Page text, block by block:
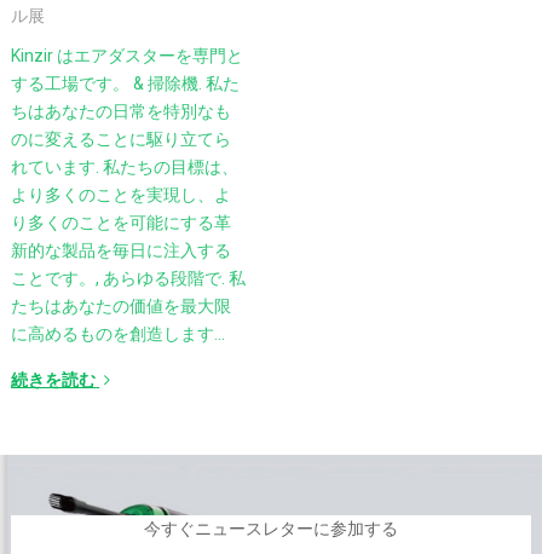
ル展
Kinzir はエアダスターを専門と
する工場です。 & 掃除機. 私た
ちはあなたの日常を特別なも
のに変えることに駆り立てら
れています. 私たちの目標は、
より多くのことを実現し、よ
り多くのことを可能にする革
新的な製品を毎日に注入する
ことです。, あらゆる段階で. 私
たちはあなたの価値を最大限
に高めるものを創造します…
続きを読む
今すぐニュースレターに参加する